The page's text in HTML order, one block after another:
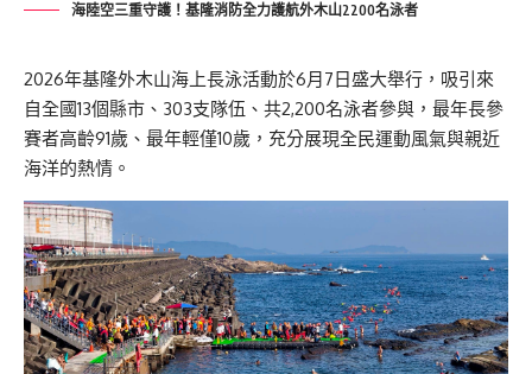
海陸空三重守護！基隆消防全力護航外木山2200名泳者
2026年基隆外木山海上長泳活動於6月7日盛大舉行，吸引來
自全國13個縣市、303支隊伍、共2,200名泳者參與，最年長參
賽者高齡91歲、最年輕僅10歲，充分展現全民運動風氣與親近
海洋的熱情。